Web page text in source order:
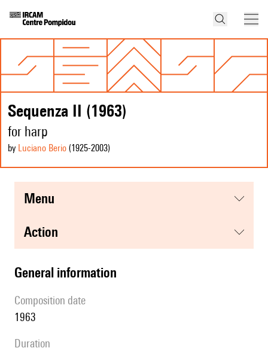
Sequenza II (1963)
for harp
by Luciano Berio (1925-2003)
menu
action
general information
composition date
1963
duration